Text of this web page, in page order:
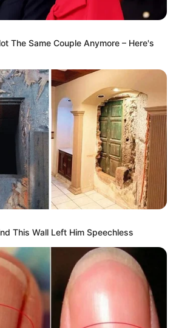
The Same Couple Anymore – Here's
This Wall Left Him Speechless